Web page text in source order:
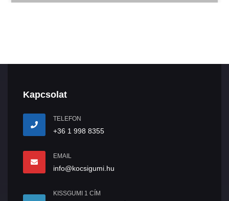
Kapcsolat
TELEFON
+36 1 998 8355
EMAIL
info@kocsigumi.hu
KISSGUMI 1 CÍM